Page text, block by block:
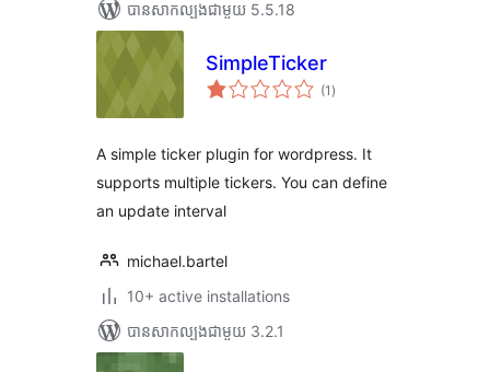
បាន​សាកល្បង​ជាមួយ 5.5.18
SimpleTicker
(1 ការ
វាយ
)
A simple ticker plugin for wordpress. It
supports multiple tickers. You can define
an update interval
michael.bartel
10+ active installations
បាន​សាកល្បង​ជាមួយ 3.2.1